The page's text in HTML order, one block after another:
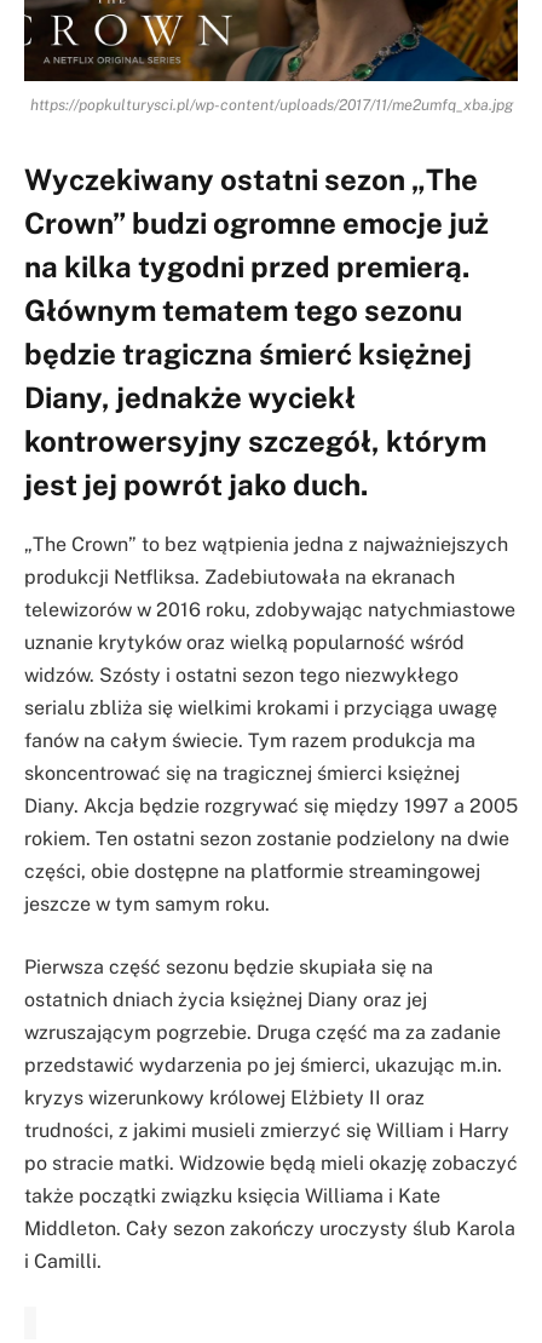
https://popkulturysci.pl/wp-content/uploads/2017/11/me2umfq_xba.jpg
Wyczekiwany ostatni sezon „The
Crown” budzi ogromne emocje już
na kilka tygodni przed premierą.
Głównym tematem tego sezonu
będzie tragiczna śmierć księżnej
Diany, jednakże wyciekł
kontrowersyjny szczegół, którym
jest jej powrót jako duch.
„The Crown” to bez wątpienia jedna z najważniejszych
produkcji Netfliksa. Zadebiutowała na ekranach
telewizorów w 2016 roku, zdobywając natychmiastowe
uznanie krytyków oraz wielką popularność wśród
widzów. Szósty i ostatni sezon tego niezwykłego
serialu zbliża się wielkimi krokami i przyciąga uwagę
fanów na całym świecie. Tym razem produkcja ma
skoncentrować się na tragicznej śmierci księżnej
Diany. Akcja będzie rozgrywać się między 1997 a 2005
rokiem. Ten ostatni sezon zostanie podzielony na dwie
części, obie dostępne na platformie streamingowej
jeszcze w tym samym roku.
Pierwsza część sezonu będzie skupiała się na
ostatnich dniach życia księżnej Diany oraz jej
wzruszającym pogrzebie. Druga część ma za zadanie
przedstawić wydarzenia po jej śmierci, ukazując m.in.
kryzys wizerunkowy królowej Elżbiety II oraz
trudności, z jakimi musieli zmierzyć się William i Harry
po stracie matki. Widzowie będą mieli okazję zobaczyć
także początki związku księcia Williama i Kate
Middleton. Cały sezon zakończy uroczysty ślub Karola
i Camilli.